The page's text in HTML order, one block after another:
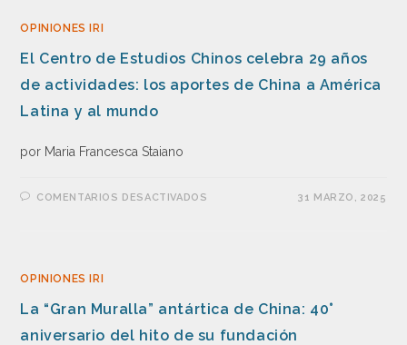
OPINIONES IRI
El Centro de Estudios Chinos celebra 29 años
de actividades: los aportes de China a América
Latina y al mundo
por Maria Francesca Staiano
COMENTARIOS DESACTIVADOS 31 MARZO, 2025
OPINIONES IRI
La “Gran Muralla” antártica de China: 40°
aniversario del hito de su fundación